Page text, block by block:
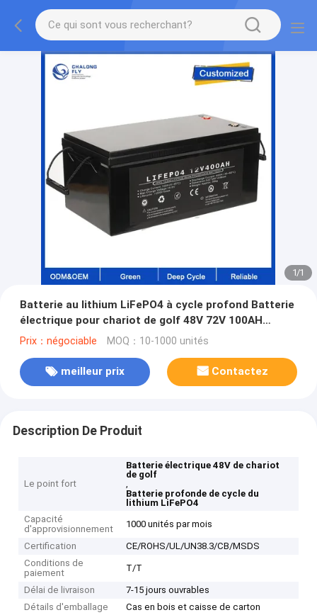
1/1
Batterie au lithium LiFePO4 à cycle profond Batterie
électrique pour chariot de golf 48V 72V 100AH
200AH 400AH
Prix：négociable MOQ：10-1000 unités
meilleur prix Contactez
Description De Produit
Le point fort
Batterie électrique 48V de chariot
de golf
,
Batterie profonde de cycle du
lithium LiFePO4
Capacité
d'approvisionnement
1000 unités par mois
Certification
CE/ROHS/UL/UN38.3/CB/MSDS
Conditions de
paiement
T/T
Délai de livraison
7-15 jours ouvrables
Détails d'emballage
Cas en bois et caisse de carton